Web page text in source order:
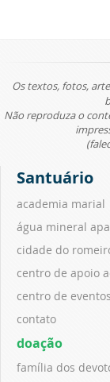
Os textos, fotos,
Não reproduza o
Santuário
academia marial
água mineral
cidade do
centro de apoio
centro de
contato
doação
família dos